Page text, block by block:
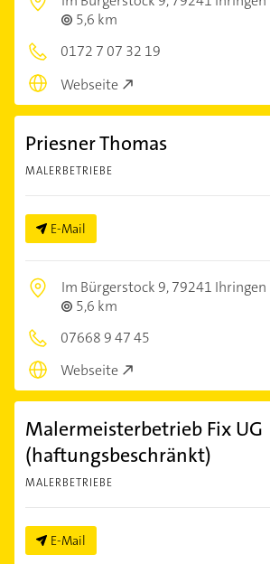
5,6 km
0172 7 07 32 19
Webseite
Priesner Thomas
MALERBETRIEBE
E-Mail
Im Bürgerstock 9,79241 Ihringen
5,6 km
07668 9 47 45
Webseite
Malermeisterbetrieb Fix UG
(haftungsbeschränkt)
MALERBETRIEBE
E-Mail